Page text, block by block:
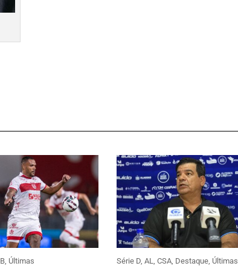
Últimas Série D ,AL ,CSA Destaque Últimas